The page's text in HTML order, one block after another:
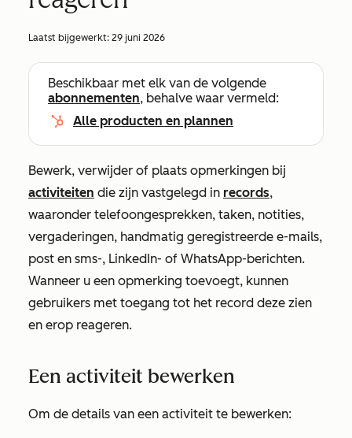
Laatst bijgewerkt: 29 juni 2026
Beschikbaar met elk van de volgende
abonnementen, behalve waar vermeld:
Alle producten en plannen
Bewerk, verwijder of plaats opmerkingen bij
activiteiten die zijn vastgelegd in records,
waaronder telefoongesprekken, taken, notities,
vergaderingen, handmatig geregistreerde e-mails,
post en sms-, LinkedIn- of WhatsApp-berichten.
Wanneer u een opmerking toevoegt, kunnen
gebruikers met toegang tot het record deze zien
en erop reageren.
Een activiteit bewerken
Om de details van een activiteit te bewerken: